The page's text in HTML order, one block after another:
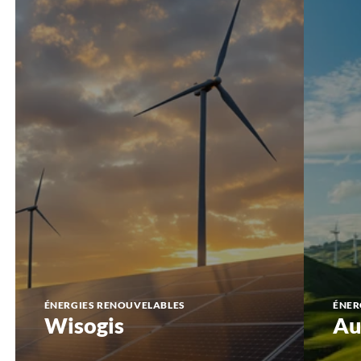
ÉNERGIES RENOUVELABLES
Wisogis